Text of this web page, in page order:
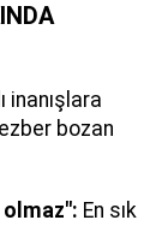
inanışlara
bozan
En sık